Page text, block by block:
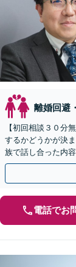
離婚回避
【初回相談３０分
するかどうかが決
族で話し合った内
貞慰謝料、財産分
電話でお